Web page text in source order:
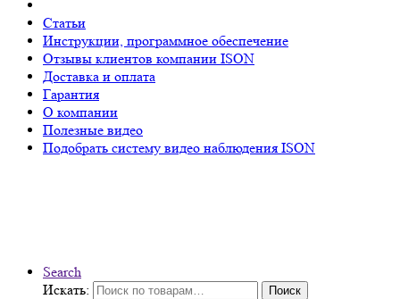
Статьи
Инструкции, программное обеспечение
Отзывы клиентов компании ISON
Доставка и оплата
Гарантия
О компании
Полезные видео
Подобрать систему видео наблюдения ISON
Search
Искать:
Поиск